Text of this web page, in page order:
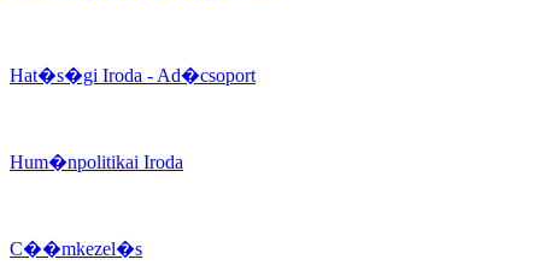
Hat�s�gi Iroda - Ad�csoport
Hum�npolitikai Iroda
C��mkezel�s